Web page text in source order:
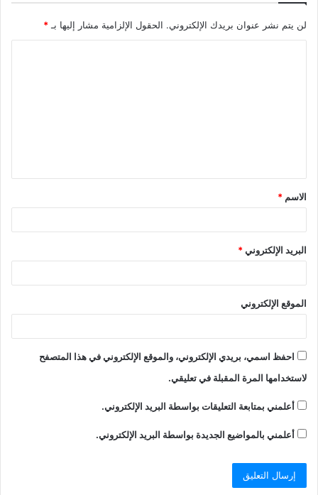
لن يتم نشر عنوان بريدك الإلكتروني. الحقول الإلزامية مشار إليها بـ *
ق
*
الاسم *
البريد الإلكتروني*
الموقع الإلكتروني
احفظ اسمي، بريدي الإلكتروني، والموقع الإلكتروني في هذا المتصفح
لاستخدامها المرة المقبلة في تعليقي.
أعلمني بمتابعة التعليقات بواسطة البريد الإلكتروني.
أعلمني بالمواضيع الجديدة بواسطة البريد الإلكتروني.